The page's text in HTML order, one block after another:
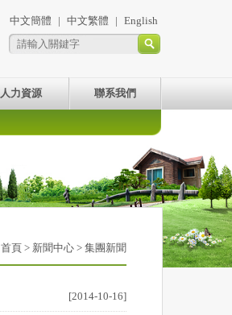
中文簡體 | 中文繁體 | English
人力資源 聯系我們
首頁 > 新聞中心 > 集團新聞
[2014-10-16]